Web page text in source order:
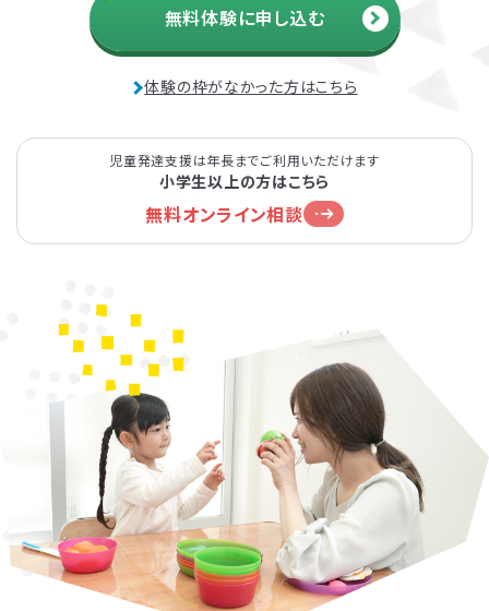
無料体験に申し込む
体験の枠がなかった方はこちら
児童発達支援は年長までご利用いただけます
小学生以上の方はこちら
無料オンライン相談